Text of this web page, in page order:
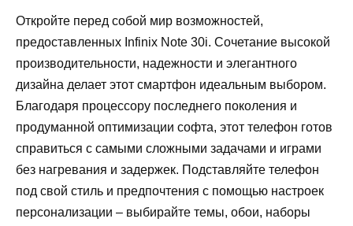
Откройте перед собой мир возможностей,
предоставленных Infinix Note 30i. Сочетание высокой
производительности, надежности и элегантного
дизайна делает этот смартфон идеальным выбором.
Благодаря процессору последнего поколения и
продуманной оптимизации софта, этот телефон готов
справиться с самыми сложными задачами и играми
без нагревания и задержек. Подставляйте телефон
под свой стиль и предпочтения с помощью настроек
персонализации – выбирайте темы, обои, наборы